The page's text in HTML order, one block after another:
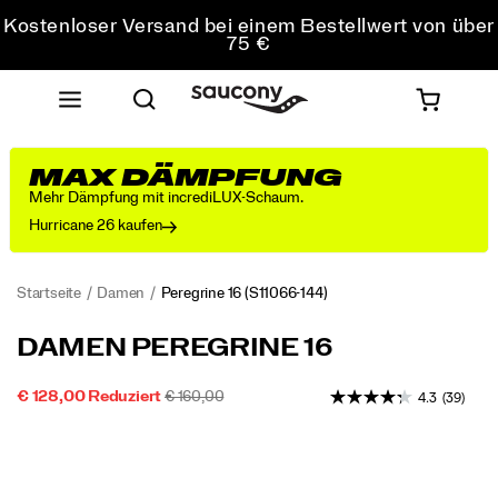
Kostenloser Versand bei einem Bestellwert von über
75 €
Kostenfreie Retouren bei allen Bestellungen
Sichere dir 10 % Rabatt auf deine erste Bestellung
MAX DÄMPFUNG
Mehr Dämpfung mit incrediLUX-Schaum.
Hurricane 26 kaufen
Startseite Damen Peregrine 16 (S11066-144)
Unser
für
https://www.saucony.com/AT/de_AT/peregrine-
DAMEN PEREGRINE 16
REDUZIERTER
€ 128,00 Reduziert ORIGINALPREIS:
€ 160,00INSTOCK 4.3 (39)